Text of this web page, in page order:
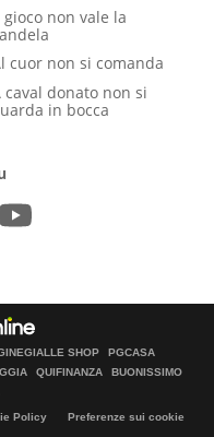
gioco non vale la
cuor non si comanda
caval donato non si
in bocca
SHOP
PGCASA
QUIFINANZA
BUONISSIMO
Policy
Preferenze sui cookie